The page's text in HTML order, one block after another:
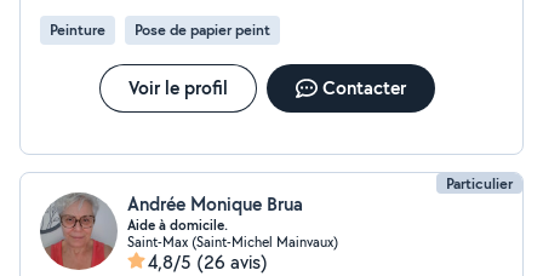
Peinture Pose de papier peint
Voir le profil Contacter
Particulier
Andrée Monique Brua
Aide à domicile.
Saint-Max (Saint-Michel Mainvaux)
4,8/5 (26 avis)